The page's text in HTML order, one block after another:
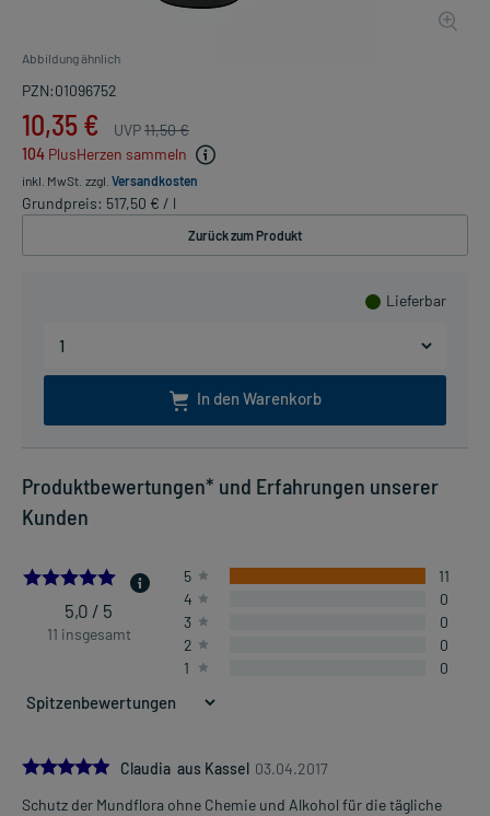
Abbildung ähnlich
PZN:01096752
10,35 € UVP11,50 €
104 PlusHerzen sammeln
inkl. MwSt. zzgl. Versandkosten
Grundpreis: 517,50 € / l
Zurück zum Produkt
Lieferbar
In den Warenkorb
Produktbewertungen* und Erfahrungen unserer
Kunden
5.0
5,0 / 5
11 insgesamt
5
11
4
0
3
0
2
0
1
0
5.0
Claudia aus Kassel 03.04.2017
Schutz der Mundflora ohne Chemie und Alkohol für die tägliche